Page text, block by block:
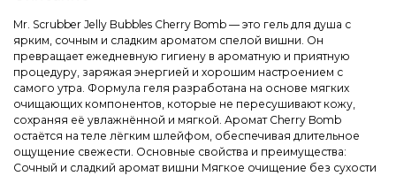
Mr. Scrubber Jelly Bubbles Cherry Bomb — это гель для душа с
ярким, сочным и сладким ароматом спелой вишни. Он
превращает ежедневную гигиену в ароматную и приятную
процедуру, заряжая энергией и хорошим настроением с
самого утра. Формула геля разработана на основе мягких
очищающих компонентов, которые не пересушивают кожу,
сохраняя её увлажнённой и мягкой. Аромат Cherry Bomb
остаётся на теле лёгким шлейфом, обеспечивая длительное
ощущение свежести. Основные свойства и преимущества:
Сочный и сладкий аромат вишни Мягкое очищение без сухости